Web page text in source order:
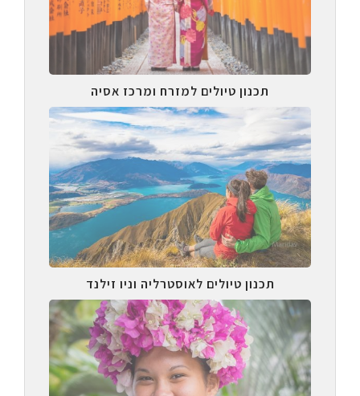
תכנון טיולים למזרח ומרכז אסיה
תכנון טיולים לאוסטרליה וניו זילנד